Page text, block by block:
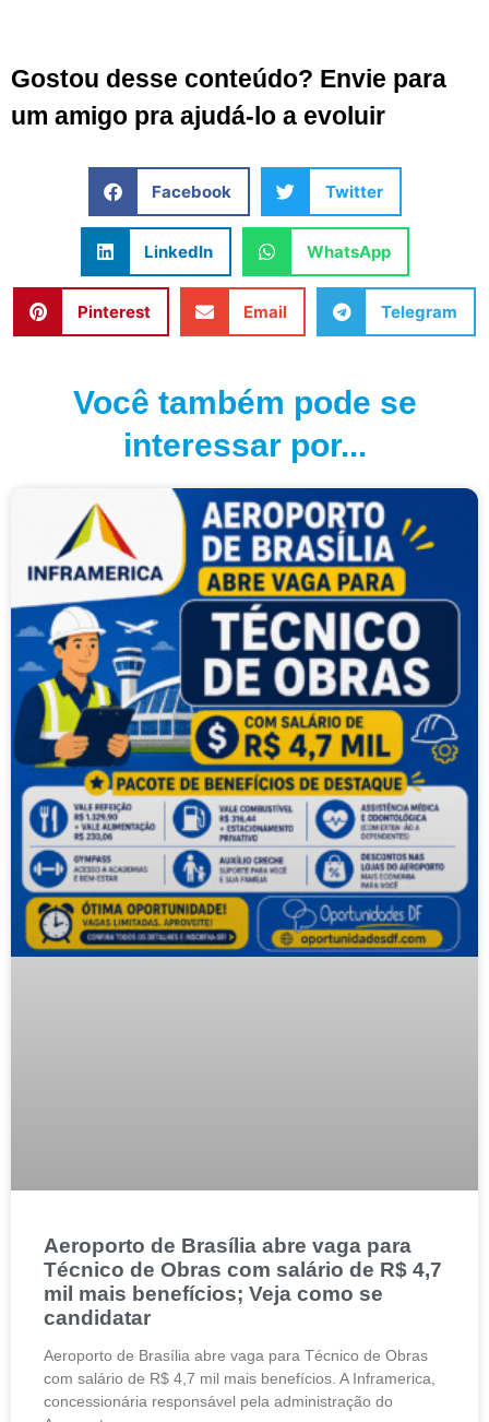
Gostou desse conteúdo? Envie para
um amigo pra ajudá-lo a evoluir
Facebook Twitter
LinkedIn WhatsApp
Pinterest Email Telegram
Você também pode se
interessar por...
Aeroporto de Brasília abre vaga para
Técnico de Obras com salário de R$ 4,7
mil mais benefícios; Veja como se
candidatar
Aeroporto de Brasília abre vaga para Técnico de Obras
com salário de R$ 4,7 mil mais benefícios. A Inframerica,
concessionária responsável pela administração do